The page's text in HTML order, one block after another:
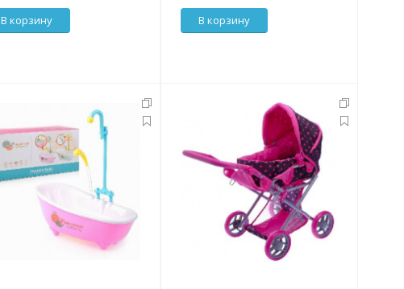
В корзину В корзину